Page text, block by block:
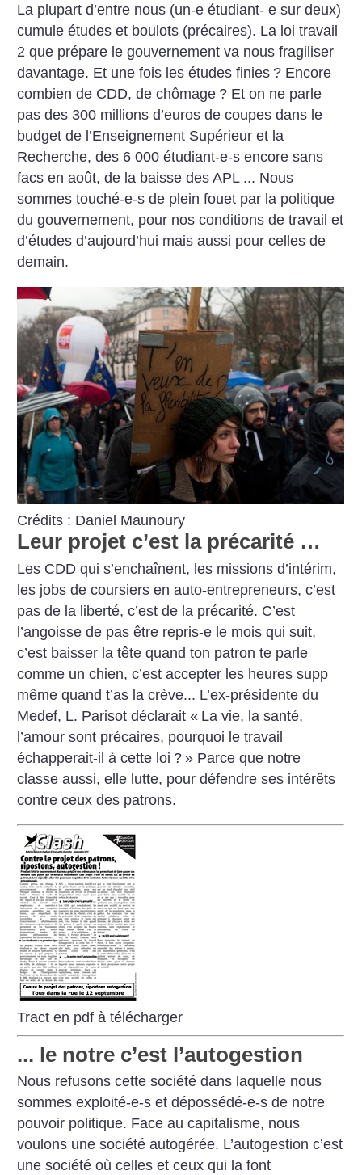
La plupart d’entre nous (un-e étudiant- e sur deux)
cumule études et boulots (précaires). La loi travail
2 que prépare le gouvernement va nous fragiliser
davantage. Et une fois les études finies ? Encore
combien de CDD, de chômage ? Et on ne parle
pas des 300 millions d’euros de coupes dans le
budget de l’Enseignement Supérieur et la
Recherche, des 6 000 étudiant-e-s encore sans
facs en août, de la baisse des APL ... Nous
sommes touché-e-s de plein fouet par la politique
du gouvernement, pour nos conditions de travail et
d’études d’aujourd’hui mais aussi pour celles de
demain.
Crédits : Daniel Maunoury
Leur projet c’est la précarité …
Les CDD qui s’enchaînent, les missions d’intérim,
les jobs de coursiers en auto-entrepreneurs, c’est
pas de la liberté, c’est de la précarité. C’est
l’angoisse de pas être repris-e le mois qui suit,
c’est baisser la tête quand ton patron te parle
comme un chien, c’est accepter les heures supp
même quand t’as la crève... L’ex-présidente du
Medef, L. Parisot déclarait « La vie, la santé,
l’amour sont précaires, pourquoi le travail
échapperait-il à cette loi ? » Parce que notre
classe aussi, elle lutte, pour défendre ses intérêts
contre ceux des patrons.
Tract en pdf à télécharger
... le notre c’est l’autogestion
Nous refusons cette société dans laquelle nous
sommes exploité-e-s et dépossédé-e-s de notre
pouvoir politique. Face au capitalisme, nous
voulons une société autogérée. L’autogestion c’est
une société où celles et ceux qui la font